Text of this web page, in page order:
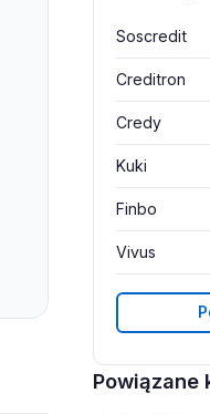
Soscredit
Creditron
Credy
Kuki
Finbo
Vivus
Powiązane